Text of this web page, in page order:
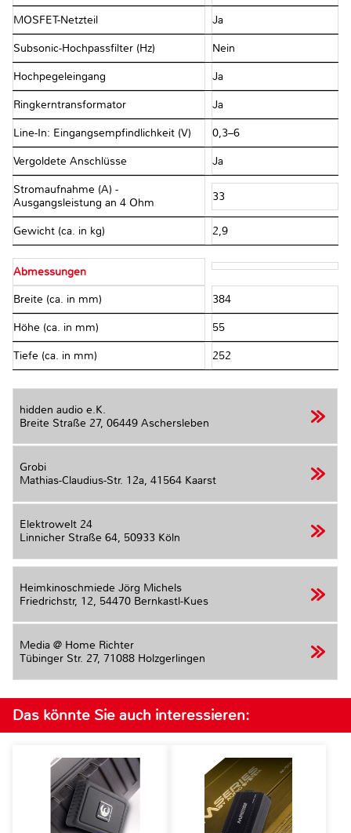
MOSFET-Netzteil Ja
Subsonic-Hochpassfilter (Hz) Nein
Hochpegeleingang Ja
Ringkerntransformator Ja
Line-In: Eingangsempfindlichkeit (V) 0,3–6
Vergoldete Anschlüsse Ja
Stromaufnahme (A) -
Ausgangsleistung an 4 Ohm
33
Gewicht (ca. in kg) 2,9
Abmessungen
Breite (ca. in mm) 384
Höhe (ca. in mm) 55
Tiefe (ca. in mm) 252
hidden audio e.K.
Breite Straße 27, 06449 Aschersleben
Grobi
Mathias-Claudius-Str. 12a, 41564 Kaarst
Elektrowelt 24
Linnicher Straße 64, 50933 Köln
Heimkinoschmiede Jörg Michels
Friedrichstr, 12, 54470 Bernkastl-Kues
Media @ Home Richter
Tübinger Str. 27, 71088 Holzgerlingen
Das könnte Sie auch interessieren: